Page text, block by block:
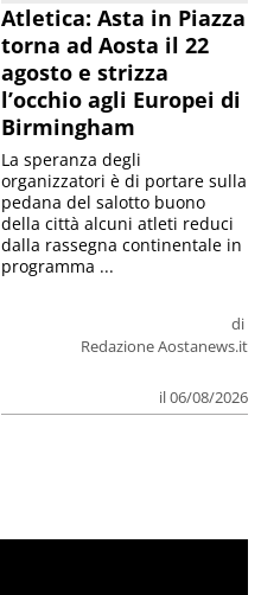
Atletica: Asta in Piazza
torna ad Aosta il 22
agosto e strizza
l’occhio agli Europei di
Birmingham
di
Redazione Aostanews.it
il 06/08/2026
La speranza degli
organizzatori è di portare sulla
pedana del salotto buono
della città alcuni atleti reduci
dalla rassegna continentale in
programma ...